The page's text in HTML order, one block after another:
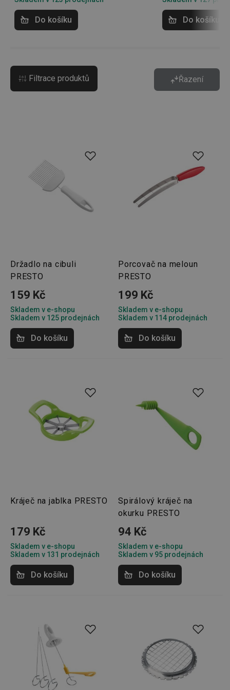
Do košíku Do košíku
Filtrace produktů Řazení
Držadlo na cibuli
PRESTO
159 Kč
Skladem v e-shopu
Skladem v 125 prodejnách
Do košíku
Porcovač na meloun
PRESTO
199 Kč
Skladem v e-shopu
Skladem v 114 prodejnách
Do košíku
Kráječ na jablka PRESTO
179 Kč
Skladem v e-shopu
Skladem v 131 prodejnách
Do košíku
Spirálový kráječ na
okurku PRESTO
94 Kč
Skladem v e-shopu
Skladem v 95 prodejnách
Do košíku